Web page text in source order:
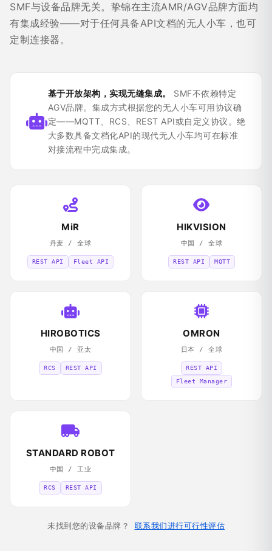
SMF与设备品牌无关。挚锦在主流AMR/AGV品牌方面均
有集成经验——对于任何具备API文档的无人小车，也可
定制连接器。
基于开放架构，实现无缝集成。
SMF不依赖特定
AGV品牌。集成方式根据您的无人小车可用协议确
定——MQTT、RCS、REST API或自定义协议。绝
大多数具备文档化API的现代无人小车均可在标准
对接流程中完成集成。
MiR
丹麦 / 全球
REST API Fleet API
HIKVISION
中国 / 全球
REST API MQTT
HIROBOTICS
中国 / 亚太
RCS REST API
OMRON
日本 / 全球
REST API
Fleet Manager
STANDARD ROBOT
中国 / 工业
RCS REST API
未找到您的设备品牌？ 联系我们进行可行性评估